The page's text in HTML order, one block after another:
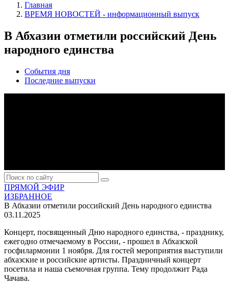
Главная
ВРЕМЯ НОВОСТЕЙ - информационный выпуск
В Абхазии отметили российский День
народного единства
События дня
Последние выпуски
ПРЯМОЙ ЭФИР
ИЗБРАННОЕ
В Абхазии отметили российский День народного единства
03.11.2025
Концерт, посвященный Дню народного единства, - празднику,
ежегодно отмечаемому в России, - прошел в Абхазской
госфилармонии 1 ноября. Для гостей мероприятия выступили
абхазские и российские артисты. Праздничный концерт
посетила и наша съемочная группа. Тему продолжит Рада
Чачава.